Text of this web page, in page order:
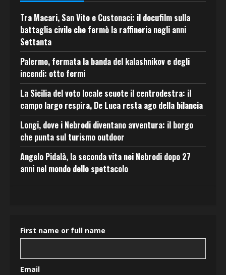
Tra Macari, San Vito e Custonaci: il docufilm sulla
battaglia civile che fermò la raffineria negli anni
Settanta
Palermo, fermata la banda del kalashnikov e degli
incendi: otto fermi
La Sicilia del voto locale scuote il centrodestra: il
campo largo respira, De Luca resta ago della bilancia
Longi, dove i Nebrodi diventano avventura: il borgo
che punta sul turismo outdoor
Angelo Pidalà, la seconda vita nei Nebrodi dopo 27
anni nel mondo dello spettacolo
First name or full name
Email